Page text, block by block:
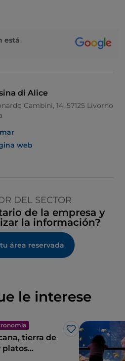
está
di Alice
Cambini, 14, 57125 Livorno
web
DEL SECTOR
de la empresa y
la información?
área reservada
le interese
Me gusta
tierra de
platos